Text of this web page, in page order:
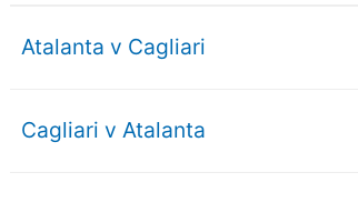
Atalanta v Cagliari
Cagliari v Atalanta